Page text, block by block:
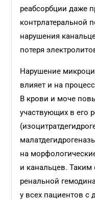
реабсорбции даже
контрлатеральной
нарушения
потеря
Нарушение
влияет и на
В крови и моче
участвующих в его
на
и канальцев.
ренальной
у всех пациентов с